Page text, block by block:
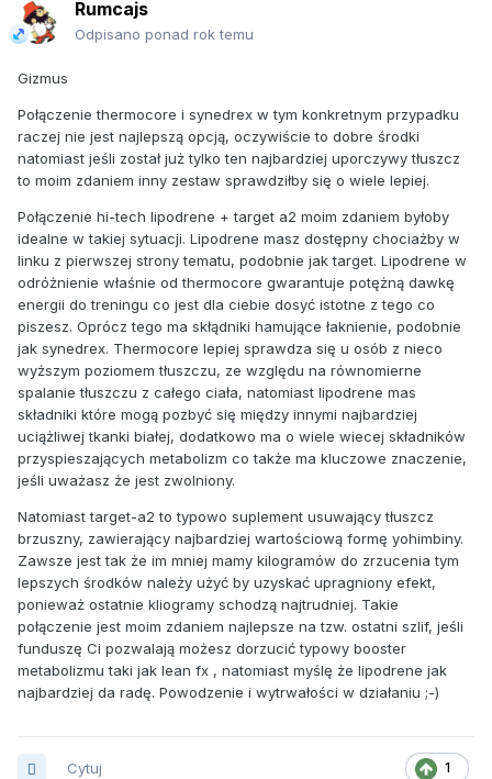
Rumcajs
Odpisano ponad rok temu
Gizmus
Połączenie thermocore i synedrex w tym konkretnym przypadku
raczej nie jest najlepszą opcją, oczywiście to dobre środki
natomiast jeśli został już tylko ten najbardziej uporczywy tłuszcz
to moim zdaniem inny zestaw sprawdziłby się o wiele lepiej.
Połączenie hi-tech lipodrene + target a2 moim zdaniem byłoby
idealne w takiej sytuacji. Lipodrene masz dostępny chociażby w
linku z pierwszej strony tematu, podobnie jak target. Lipodrene w
odróżnienie właśnie od thermocore gwarantuje potężną dawkę
energii do treningu co jest dla ciebie dosyć istotne z tego co
piszesz. Oprócz tego ma skłądniki hamujące łaknienie, podobnie
jak synedrex. Thermocore lepiej sprawdza się u osób z nieco
wyższym poziomem tłuszczu, ze względu na równomierne
spalanie tłuszczu z całego ciała, natomiast lipodrene mas
składniki które mogą pozbyć się między innymi najbardziej
uciążliwej tkanki białej, dodatkowo ma o wiele wiecej składników
przyspieszających metabolizm co także ma kluczowe znaczenie,
jeśli uważasz że jest zwolniony.
Natomiast target-a2 to typowo suplement usuwający tłuszcz
brzuszny, zawierający najbardziej wartościową formę yohimbiny.
Zawsze jest tak że im mniej mamy kilogramów do zrzucenia tym
lepszych środków należy użyć by uzyskać upragniony efekt,
ponieważ ostatnie kliogramy schodzą najtrudniej. Takie
połączenie jest moim zdaniem najlepsze na tzw. ostatni szlif, jeśli
funduszę Ci pozwalają możesz dorzucić typowy booster
metabolizmu taki jak lean fx , natomiast myślę że lipodrene jak
najbardziej da radę. Powodzenie i wytrwałości w działaniu ;-)
1
Cytuj